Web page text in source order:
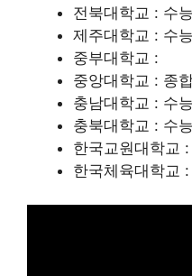
전북대학교 : 수
제주대학교 : 수
중부대학교 :
중앙대학교 : 종
충남대학교 : 수
충북대학교 : 수
한국교원대학교
한국체육대학교